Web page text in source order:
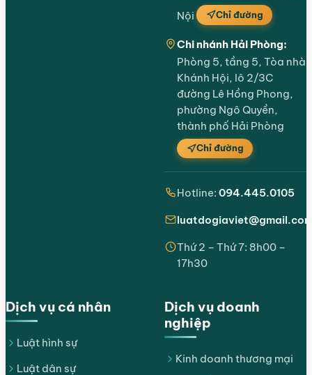
Dịch vụ cá nhân
Luật hình sự
Luật dân sự
Dịch vụ doanh
nghiệp
Kinh doanh thương mại
Nội
Chỉ đường
Chi nhánh Hải Phòng:
Phòng 5, tầng 5, Tòa nhà
Khánh Hội, lô 2/3C
đường Lê Hồng Phong,
phường Ngô Quyền,
thành phố Hải Phòng
Chỉ đường
Hotline: 094.445.0105
Thứ 2 – Thứ 7: 8h00 –
17h30